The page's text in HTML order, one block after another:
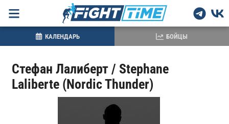
Стефан Лалиберт / Stephane
Laliberte (Nordic Thunder)
КАЛЕНДАРЬ БОЙЦЫ